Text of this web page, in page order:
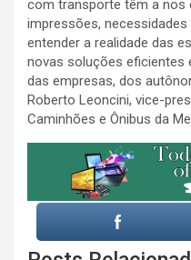
com transporte têm a nos
impressões,
entender a realidade das
novas soluções eficientes
das empresas, dos
Roberto Leoncini, vice-
Caminhões e Ônibus da